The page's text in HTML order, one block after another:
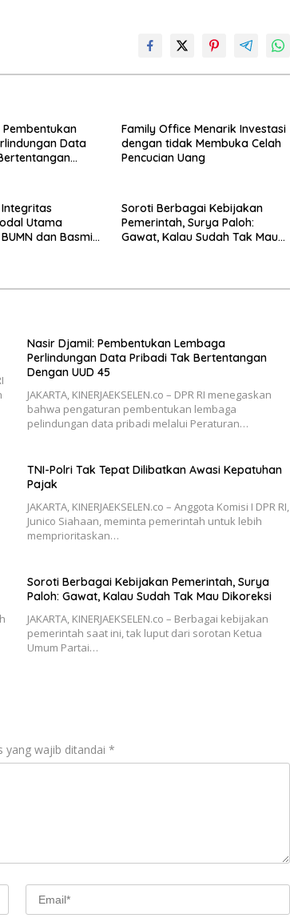
Data
Family Office Menarik Investasi
dengan tidak Membuka Celah
Pencucian Uang
Utama
dan Basmi
Soroti Berbagai Kebijakan
Pemerintah, Surya Paloh:
Gawat, Kalau Sudah Tak Mau
Nasir Djamil: Pembentukan Lembaga
Perlindungan Data Pribadi Tak Bertentangan
Dengan UUD 45
JAKARTA, KINERJAEKSELEN.co – DPR RI menegaskan
bahwa pengaturan pembentukan lembaga
pelindungan data pribadi melalui Peraturan…
TNI-Polri Tak Tepat Dilibatkan Awasi Kepatuhan
Pajak
JAKARTA, KINERJAEKSELEN.co – Anggota Komisi I DPR RI,
Junico Siahaan, meminta pemerintah untuk lebih
memprioritaskan…
Soroti Berbagai Kebijakan Pemerintah, Surya
Paloh: Gawat, Kalau Sudah Tak Mau Dikoreksi
JAKARTA, KINERJAEKSELEN.co – Berbagai kebijakan
pemerintah saat ini, tak luput dari sorotan Ketua
Umum Partai…
yang wajib ditandai *